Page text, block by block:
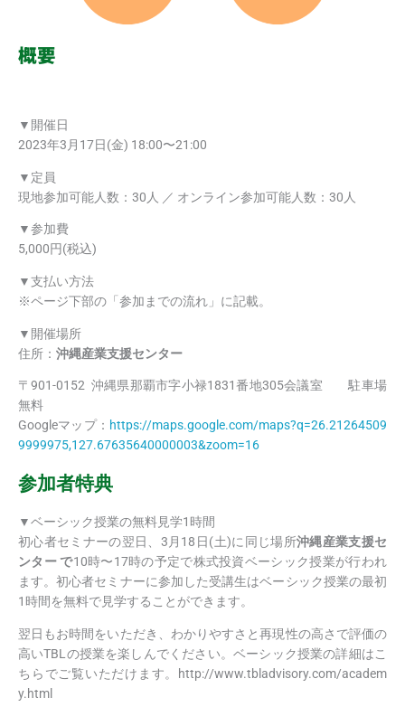
概要
▼開催日
2023年3月17日(金) 18:00〜21:00
▼定員
現地参加可能人数：30人 ／ オンライン参加可能人数：30人
▼参加費
5,000円(税込)
▼支払い方法
※ページ下部の「参加までの流れ」に記載。
▼開催場所
住所： 沖縄産業支援センター
〒901-0152 沖縄県那覇市字小禄1831番地305会議室 駐車場
無料
Googleマップ： https://maps.google.com/maps?q=26.21264509
9999975,127.67635640000003&zoom=16
参加者特典
▼ベーシック授業の無料見学1時間
初心者セミナーの翌日、3月18日(土)に同じ場所沖縄産業支援セ
ンター で10時〜17時の予定で株式投資ベーシック授業が行われ
ます。初心者セミナーに参加した受講生はベーシック授業の最初
1時間を無料で見学することができます。
翌日もお時間をいただき、わかりやすさと再現性の高さで評価の
高いTBLの授業を楽しんでください。ベーシック授業の詳細はこ
ちらでご覧いただけます。http://www.tbladvisory.com/academ
y.html